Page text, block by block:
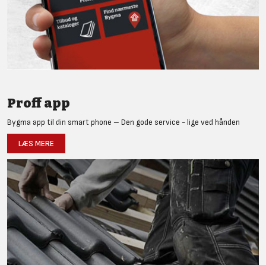
Proff app
Bygma app til din smart phone – Den gode service - lige ved hånden
LÆS MERE